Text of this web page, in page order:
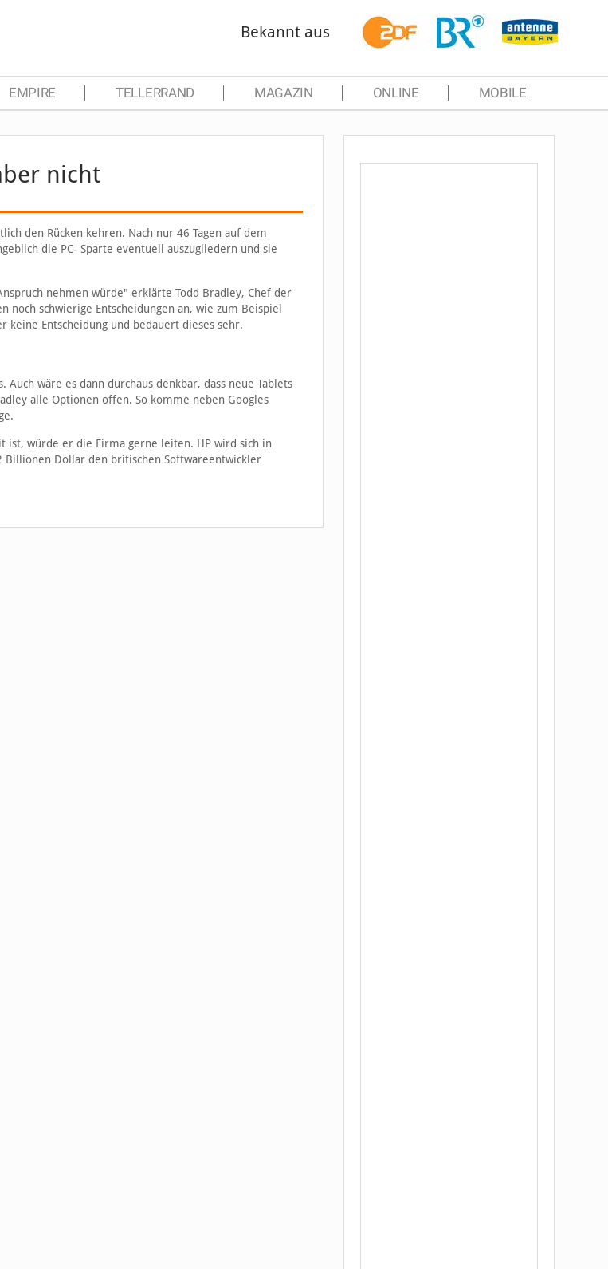
Bekannt aus
EMPIRE TELLERRAND MAGAZIN ONLINE MOBILE
nicht
den Rücken kehren. Nach nur 46 Tagen auf dem
die PC- Sparte eventuell auszugliedern und sie
nehmen würde" erklärte Todd Bradley, Chef der
noch schwierige Entscheidungen an, wie zum Beispiel
keine Entscheidung und bedauert dieses sehr.
wäre es dann durchaus denkbar, dass neue Tablets
alle Optionen offen. So komme neben Googles
ist, würde er die Firma gerne leiten. HP wird sich in
Dollar den britischen Softwareentwickler